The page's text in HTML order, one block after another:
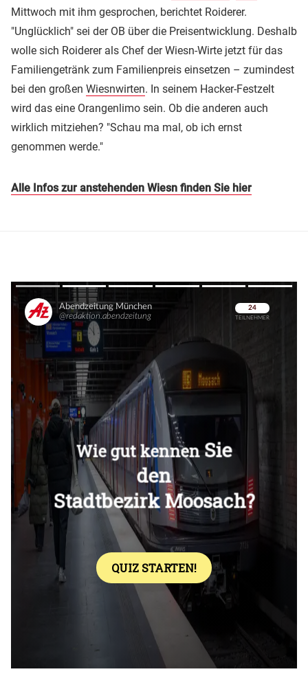
Mittwoch mit ihm gesprochen, berichtet Roiderer.
"Unglücklich" sei der OB über die Preisentwicklung. Deshalb
wolle sich Roiderer als Chef der Wiesn-Wirte jetzt für das
Familiengetränk zum Familienpreis einsetzen – zumindest
bei den großen Wiesnwirten. In seinem Hacker-Festzelt
wird das eine Orangenlimo sein. Ob die anderen auch
wirklich mitziehen? "Schau ma mal, ob ich ernst
genommen werde."
Alle Infos zur anstehenden Wiesn finden Sie hier
Überspringen